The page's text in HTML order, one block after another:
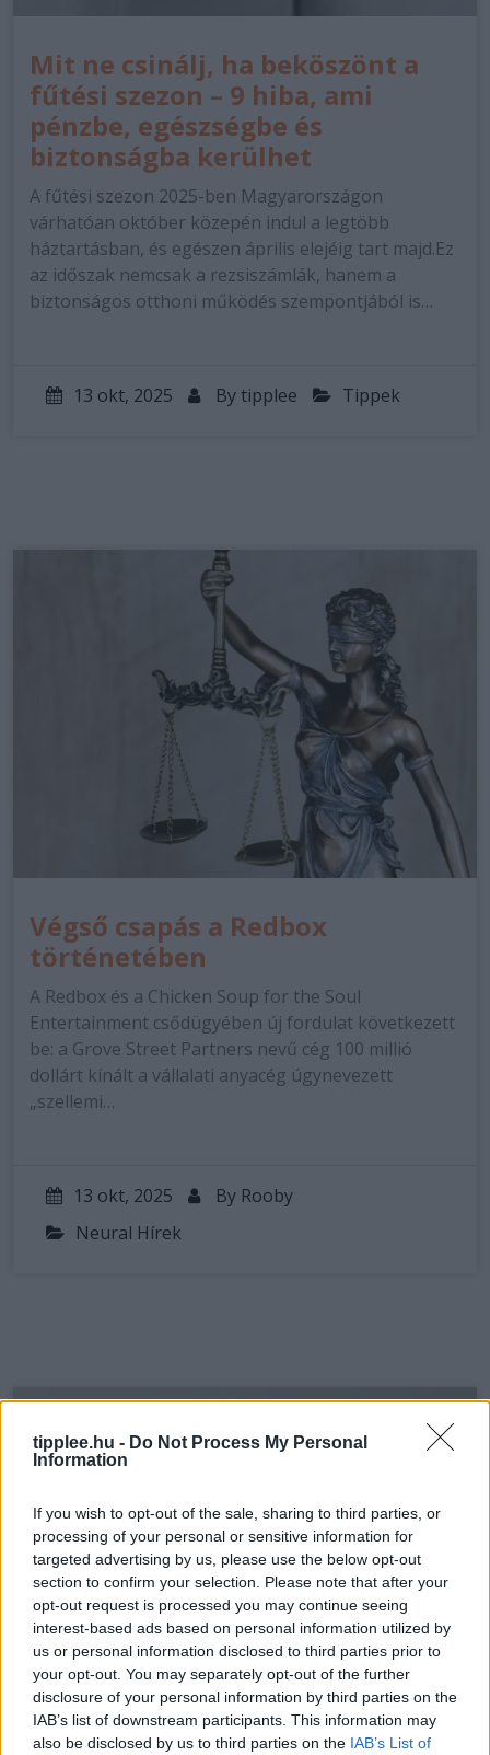
tipplee.hu - Do Not Process My Personal
Information
If you wish to opt-out of the sale, sharing to third parties, or
processing of your personal or sensitive information for
targeted advertising by us, please use the below opt-out
section to confirm your selection. Please note that after your
opt-out request is processed you may continue seeing
interest-based ads based on personal information utilized by
us or personal information disclosed to third parties prior to
your opt-out. You may separately opt-out of the further
disclosure of your personal information by third parties on the
IAB’s list of downstream participants. This information may
also be disclosed by us to third parties on the IAB’s List of
Mit ne csinálj, ha beköszönt a
fűtési szezon – 9 hiba, ami
pénzbe, egészségbe és
biztonságba kerülhet
A fűtési szezon 2025-ben Magyarországon
várhatóan október közepén indul a legtöbb
háztartásban, és egészen április elejéig tart majd.Ez
az időszak nemcsak a rezsiszámlák, hanem a
biztonságos otthoni működés szempontjából is…
13 okt, 2025 By tipplee Tippek
Végső csapás a Redbox
történetében
A Redbox és a Chicken Soup for the Soul
Entertainment csődügyében új fordulat következett
be: a Grove Street Partners nevű cég 100 millió
dollárt kínált a vállalati anyacég úgynevezett
„szellemi…
13 okt, 2025 By Rooby
Neural Hírek